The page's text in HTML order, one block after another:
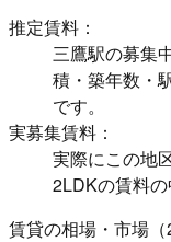
推定賃料：
三鷹駅の募集
積・築年数・
です。
実募集賃料：
実際にこの地
2LDKの賃料の
賃貸の相場・市場（